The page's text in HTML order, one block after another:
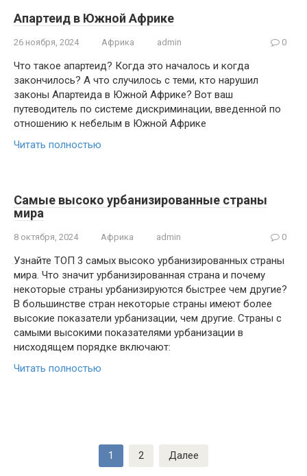
Апартеид в Южной Африке
26 ноября, 2024 Африка admin 0
Что такое апартеид? Когда это началось и когда
закончилось? А что случилось с теми, кто нарушил
законы Апартеида в Южной Африке? Вот ваш
путеводитель по системе дискриминации, введенной по
отношению к небелым в Южной Африке
Читать полностью
Самые высоко урбанизированные страны
мира
8 октября, 2024 Африка admin 0
Узнайте ТОП 3 самых высоко урбанизированных страны
мира. Что значит урбанизированная страна и почему
некоторые страны урбанизируются быстрее чем другие?
В большинстве стран некоторые страны имеют более
высокие показатели урбанизации, чем другие. Страны с
самыми высокими показателями урбанизации в
нисходящем порядке включают:
Читать полностью
1 2 Далее